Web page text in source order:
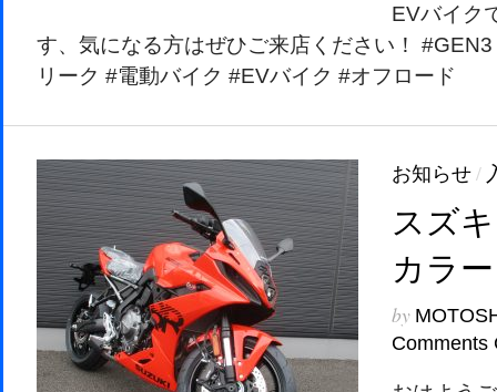
EVバイク
す、気になる方はぜひご来店ください！
リーク #電動バイク #EVバイク #オフロード
お知らせ/
スズ
カラー
by
Comments